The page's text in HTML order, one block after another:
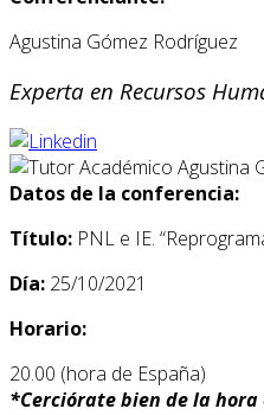
Agustina Gómez Rodríguez
Experta en Recursos
Datos de la conferencia:
Título: PNL e IE.
Día: 25/10/2021
Horario:
20.00 (hora de España)
*Cerciórate bien de la hora